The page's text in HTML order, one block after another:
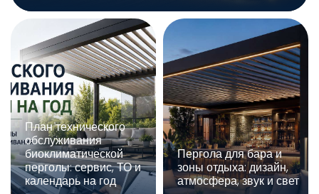
План технического
обслуживания
биоклиматической
перголы: сервис, ТО и
календарь на год
Пергола для бара и
зоны отдыха: дизайн,
атмосфера, звук и свет